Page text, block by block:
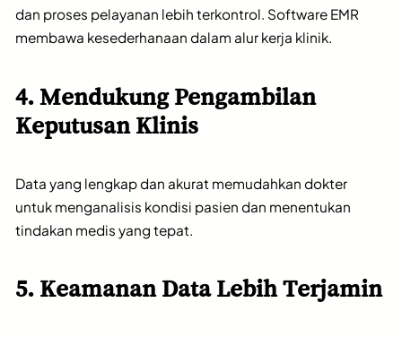
dan proses pelayanan lebih terkontrol. Software EMR
membawa kesederhanaan dalam alur kerja klinik.
4. Mendukung Pengambilan
Keputusan Klinis
Data yang lengkap dan akurat memudahkan dokter
untuk menganalisis kondisi pasien dan menentukan
tindakan medis yang tepat.
5. Keamanan Data Lebih Terjamin